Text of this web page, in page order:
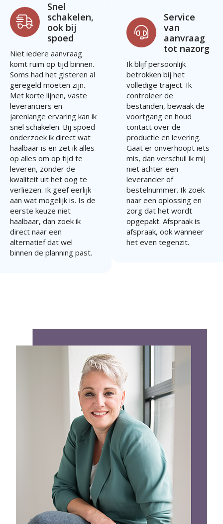
Snel
schakelen,
ook bij
spoed
Niet iedere aanvraag
komt ruim op tijd binnen.
Soms had het gisteren al
geregeld moeten zijn.
Met korte lijnen, vaste
leveranciers en
jarenlange ervaring kan ik
snel schakelen. Bij spoed
onderzoek ik direct wat
haalbaar is en zet ik alles
op alles om op tijd te
leveren, zonder de
kwaliteit uit het oog te
verliezen. Ik geef eerlijk
aan wat mogelijk is. Is de
eerste keuze niet
haalbaar, dan zoek ik
direct naar een
alternatief dat wel
binnen de planning past.
Service
van
aanvraag
tot nazorg
Ik blijf persoonlijk
betrokken bij het
volledige traject. Ik
controleer de
bestanden, bewaak de
voortgang en houd
contact over de
productie en levering.
Gaat er onverhoopt iets
mis, dan verschuil ik mij
niet achter een
leverancier of
bestelnummer. Ik zoek
naar een oplossing en
zorg dat het wordt
opgepakt. Afspraak is
afspraak, ook wanneer
het even tegenzit.